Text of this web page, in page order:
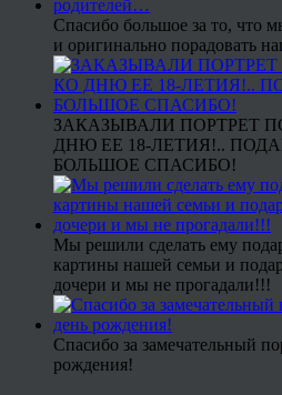
Спасибо большое за то, что
и оригинально порадовать
ЗАКАЗЫВАЛИ ПОРТРЕТ
ДНЮ ЕЕ 18-ЛЕТИЯ!..
БОЛЬШОЕ СПАСИБО!
Мы решили сделать ему
картины нашей семьи и
дочери и мы не прогадали!!!
Спасибо за замечательный
рождения!